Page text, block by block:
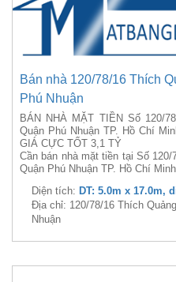
Bán nhà 120/78/16 Thích
Phú Nhuận
BÁN NHÀ MẶT TIỀN Số 120/
Quận Phú Nhuận TP. Hồ Chí
GIÁ CỰC TỐT 3,1 TỶ
Cần bán nhà mặt tiền tại Số
Quận Phú Nhuận TP. Hồ Chí
Diện tích: DT: 5.0m x 17.0m,
Địa chỉ: 120/78/16 Thích
Nhuận